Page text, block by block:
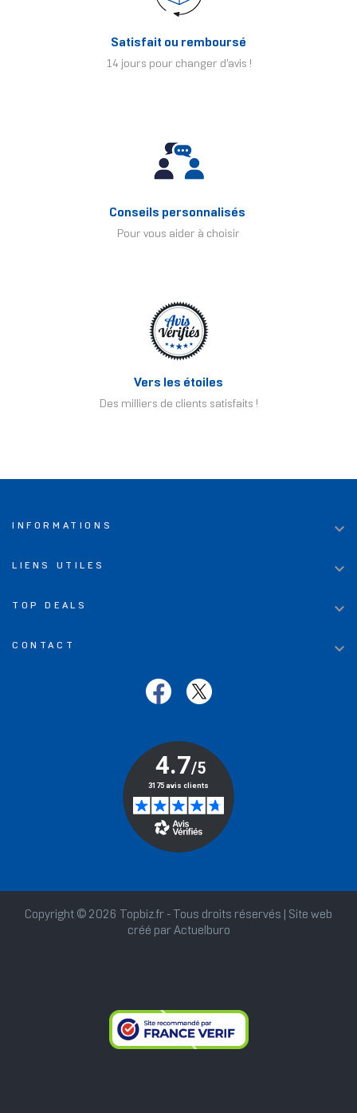
Satisfait ou remboursé
14 jours pour changer d'avis !
Conseils personnalisés
Pour vous aider à choisir
Vers les étoiles
Des milliers de clients satisfaits !
INFORMATIONS 
LIENS UTILES 
TOP DEALS 
CONTACT 
Copyright © 2026 Topbiz.fr - Tous droits réservés | Site web
créé par Actuelburo